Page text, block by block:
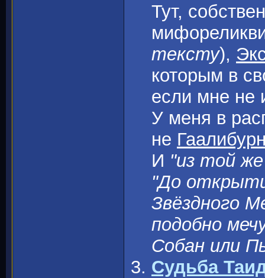
Тут,
тексту),
которым в
если мне не
У меня в
не
И "из той
"До
Звёздного
подобно
Собан или
Судьба